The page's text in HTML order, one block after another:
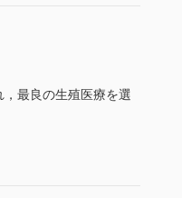
最良の生殖医療を選